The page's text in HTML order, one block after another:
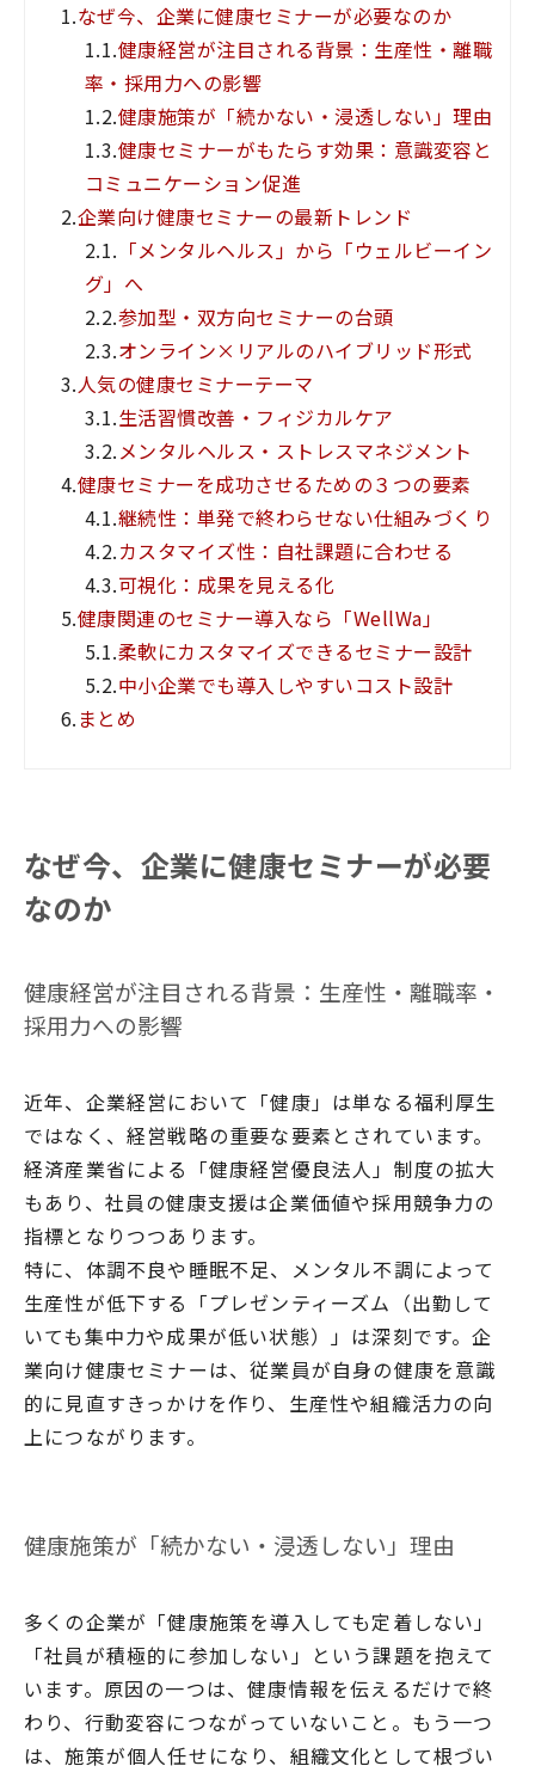
1.なぜ今、企業に健康セミナーが必要なのか
1.1.健康経営が注目される背景：生産性・離職
率・採用力への影響
1.2.健康施策が「続かない・浸透しない」理由
1.3.健康セミナーがもたらす効果：意識変容と
コミュニケーション促進
2.企業向け健康セミナーの最新トレンド
2.1. 「メンタルヘルス」から「ウェルビーイン
グ」へ
2.2.参加型・双方向セミナーの台頭
2.3.オンライン×リアルのハイブリッド形式
3.人気の健康セミナーテーマ
3.1.生活習慣改善・フィジカルケア
3.2.メンタルヘルス・ストレスマネジメント
4.健康セミナーを成功させるための３つの要素
4.1.継続性：単発で終わらせない仕組みづくり
4.2.カスタマイズ性：自社課題に合わせる
4.3.可視化：成果を見える化
5.健康関連のセミナー導入なら「WellWa」
5.1.柔軟にカスタマイズできるセミナー設計
5.2.中小企業でも導入しやすいコスト設計
6. まとめ
なぜ今、企業に健康セミナーが必要
なのか
健康経営が注目される背景：生産性・離職率・
採用力への影響
近年、企業経営において「健康」は単なる福利厚生
ではなく、経営戦略の重要な要素とされています。
経済産業省による「健康経営優良法人」制度の拡大
もあり、社員の健康支援は企業価値や採用競争力の
指標となりつつあります。
特に、体調不良や睡眠不足、メンタル不調によって
生産性が低下する「プレゼンティーズム（出勤して
いても集中力や成果が低い状態）」は深刻です。企
業向け健康セミナーは、従業員が自身の健康を意識
的に見直すきっかけを作り、生産性や組織活力の向
上につながります。
健康施策が「続かない・浸透しない」理由
多くの企業が「健康施策を導入しても定着しない」
「社員が積極的に参加しない」という課題を抱えて
います。原因の一つは、健康情報を伝えるだけで終
わり、行動変容につながっていないこと。もう一つ
は、施策が個人任せになり、組織文化として根づい